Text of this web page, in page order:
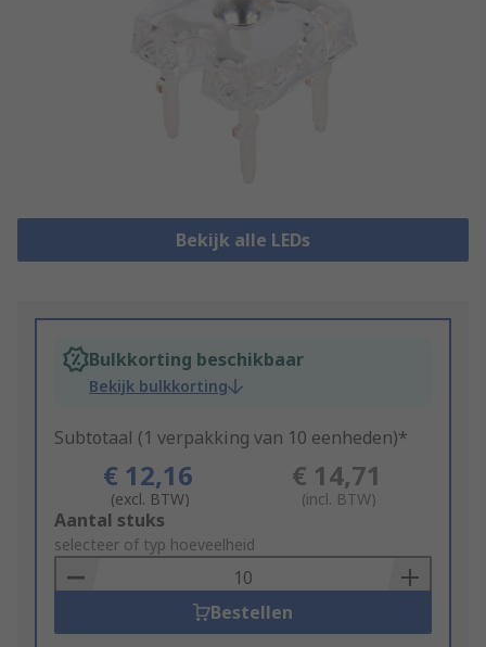
Bekijk alle LEDs
Bulkkorting beschikbaar
Bekijk bulkkorting
Subtotaal (1 verpakking van 10 eenheden)*
€ 12,16
(excl. BTW)
€ 14,71
(incl. BTW)
Add
to
Basket
Aantal stuks
selecteer of typ hoeveelheid
Bestellen